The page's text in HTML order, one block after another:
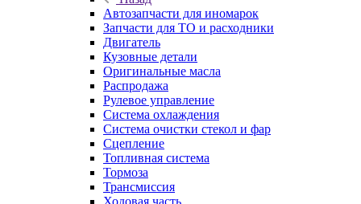
Автозапчасти для иномарок
Запчасти для ТО и расходники
Двигатель
Кузовные детали
Оригинальные масла
Распродажа
Рулевое управление
Система охлаждения
Система очистки стекол и фар
Сцепление
Топливная система
Тормоза
Трансмиссия
Ходовая часть